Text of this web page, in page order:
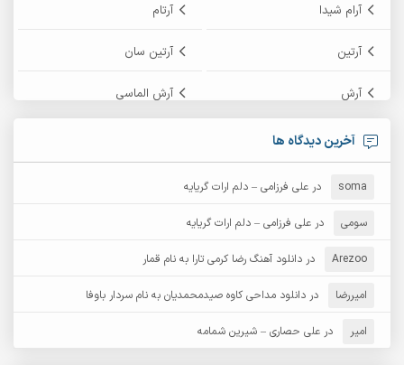
آرام شیدا آرتام
آرتین آرتین سان
آرش آرش الماسی
آرش امامی
آرش عثمان
آرش مبهم آرش مستشیری
آرش مهرابی آرش نظری
آرشام
آخرین دیدگاه ها
soma در علی فرزامی – دلم ارات گریایه
سومی در علی فرزامی – دلم ارات گریایه
Arezoo در دانلود آهنگ رضا کرمی تارا به نام قمار
امیررضا در دانلود مداحی کاوه صیدمحمدیان به نام سردار باوفا
امیر در علی حصاری – شیرین شمامه